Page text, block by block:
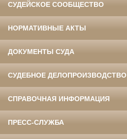
СУДЕЙСКОЕ СООБЩЕСТВО
НОРМАТИВНЫЕ АКТЫ
ДОКУМЕНТЫ СУДА
СУДЕБНОЕ ДЕЛОПРОИЗВОДСТВО
СПРАВОЧНАЯ ИНФОРМАЦИЯ
ПРЕСС-СЛУЖБА